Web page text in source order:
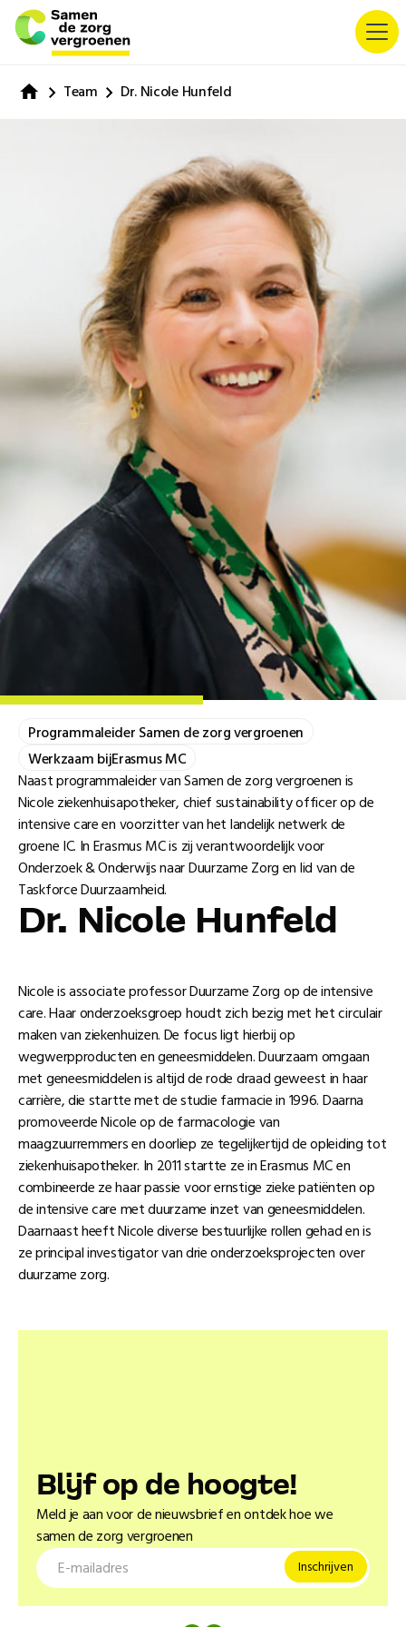
Team Dr. Nicole Hunfeld
Programmaleider Samen de zorg vergroenen
Werkzaam bijErasmus MC
Dr. Nicole Hunfeld
Naast programmaleider van Samen de zorg vergroenen is
Nicole ziekenhuisapotheker, chief sustainability officer op de
intensive care en voorzitter van het landelijk netwerk de
groene IC. In Erasmus MC is zij verantwoordelijk voor
Onderzoek & Onderwijs naar Duurzame Zorg en lid van de
Taskforce Duurzaamheid.
Nicole is associate professor Duurzame Zorg op de intensive
care. Haar onderzoeksgroep houdt zich bezig met het circulair
maken van ziekenhuizen. De focus ligt hierbij op
wegwerpproducten en geneesmiddelen. Duurzaam omgaan
met geneesmiddelen is altijd de rode draad geweest in haar
carrière, die startte met de studie farmacie in 1996. Daarna
promoveerde Nicole op de farmacologie van
maagzuurremmers en doorliep ze tegelijkertijd de opleiding tot
ziekenhuisapotheker. In 2011 startte ze in Erasmus MC en
combineerde ze haar passie voor ernstige zieke patiënten op
de intensive care met duurzame inzet van geneesmiddelen.
Daarnaast heeft Nicole diverse bestuurlijke rollen gehad en is
ze principal investigator van drie onderzoeksprojecten over
duurzame zorg.
Blĳf op de hoogte!
Meld je aan voor de nieuwsbrief en ontdek hoe we
samen de zorg vergroenen